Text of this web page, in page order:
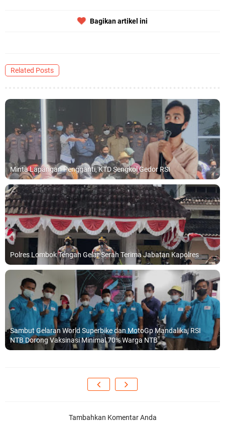
Bagikan artikel ini
Related Posts
Minta Lapangan Pengganti, KTD Sengkol Gedor RSI
Polres Lombok Tengah Gelar Serah Terima Jabatan Kapolres
Sambut Gelaran World Superbike dan MotoGp Mandalika, RSI
NTB Dorong Vaksinasi Minimal 70% Warga NTB
Tambahkan Komentar Anda